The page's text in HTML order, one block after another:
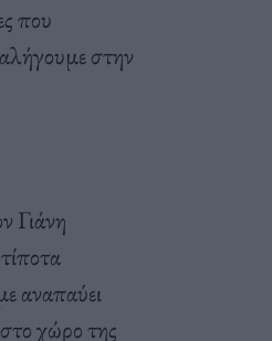
που
στην
Γιάνη
αναπαύει
χώρο της